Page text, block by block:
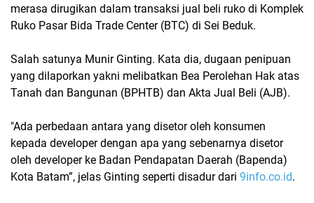
merasa dirugikan dalam transaksi jual beli ruko di Komplek
Ruko Pasar Bida Trade Center (BTC) di Sei Beduk.
Salah satunya Munir Ginting. Kata dia, dugaan penipuan
yang dilaporkan yakni melibatkan Bea Perolehan Hak atas
Tanah dan Bangunan (BPHTB) dan Akta Jual Beli (AJB).
"Ada perbedaan antara yang disetor oleh konsumen
kepada developer dengan apa yang sebenarnya disetor
oleh developer ke Badan Pendapatan Daerah (Bapenda)
Kota Batam”, jelas Ginting seperti disadur dari 9info.co.id.